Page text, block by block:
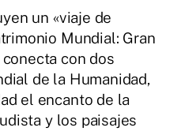
un «viaje de
Mundial: Gran
con dos
de la Humanidad,
el encanto de la
y los paisajes